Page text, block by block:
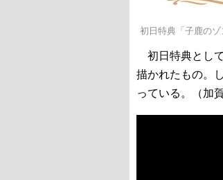
初日特典「子鹿の
初日特典とし
描かれたもの。
っている。（加